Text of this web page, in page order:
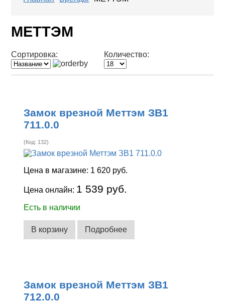
МЕТТЭМ
Сортировка: Количество:
Замок врезной Меттэм ЗВ1
711.0.0
(Код: 132)
Цена в магазине: 1 620 руб.
Цена онлайн: 1 539 руб.
Есть в наличии
В корзину Подробнее
Замок врезной Меттэм ЗВ1
712.0.0